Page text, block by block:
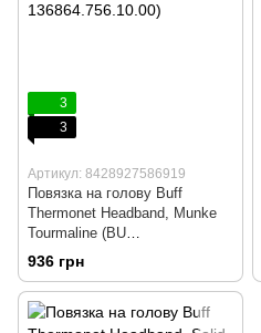
3
3
Артикул: 8428927586919
Повязка на голову Buff
Thermonet Headband, Munke
Tourmaline (BU
136864.756.10.00)
936 грн